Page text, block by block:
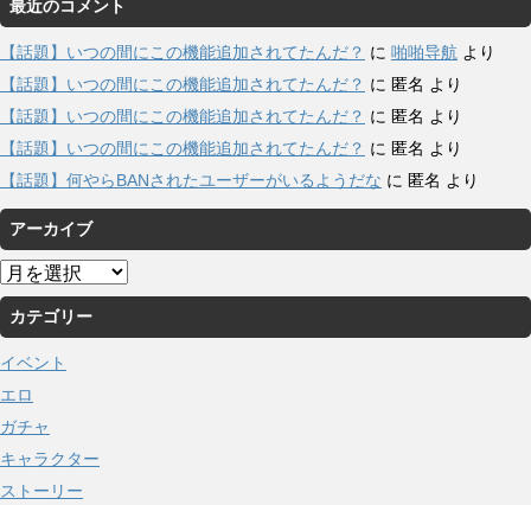
最近のコメント
【話題】いつの間にこの機能追加されてたんだ？ に 啪啪导航 より
【話題】いつの間にこの機能追加されてたんだ？ に 匿名 より
【話題】いつの間にこの機能追加されてたんだ？ に 匿名 より
【話題】いつの間にこの機能追加されてたんだ？ に 匿名 より
【話題】何やらBANされたユーザーがいるようだな に 匿名 より
アーカイブ
ア
ー
カ
イ
ブ
カテゴリー
イベント
エロ
ガチャ
キャラクター
ストーリー